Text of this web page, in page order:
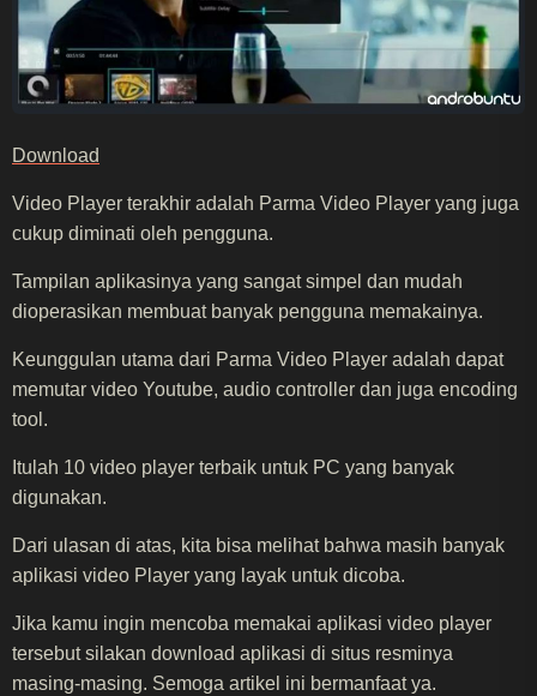
Download
Video Player terakhir adalah Parma Video Player yang juga
cukup diminati oleh pengguna.
Tampilan aplikasinya yang sangat simpel dan mudah
dioperasikan membuat banyak pengguna memakainya.
Keunggulan utama dari Parma Video Player adalah dapat
memutar video Youtube, audio controller dan juga encoding
tool.
Itulah 10 video player terbaik untuk PC yang banyak
digunakan.
Dari ulasan di atas, kita bisa melihat bahwa masih banyak
aplikasi video Player yang layak untuk dicoba.
Jika kamu ingin mencoba memakai aplikasi video player
tersebut silakan download aplikasi di situs resminya
masing-masing. Semoga artikel ini bermanfaat ya.